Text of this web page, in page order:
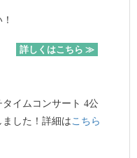
詳しくはこちら ≫
イムコンサート 4公
した！詳細はこちら